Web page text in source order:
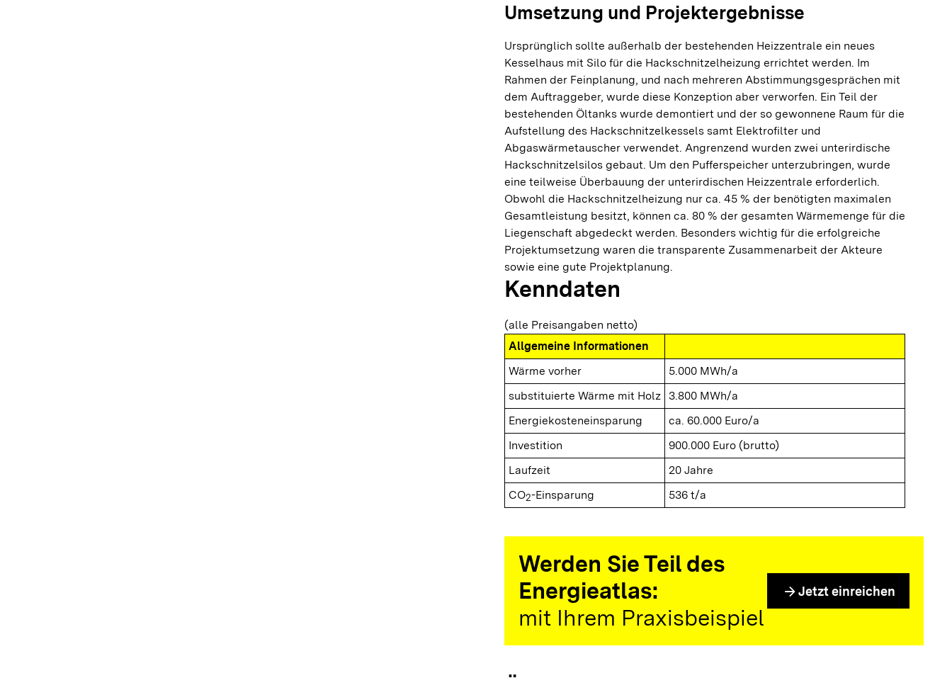
Umsetzung und Projektergebnisse
Ursprünglich sollte außerhalb der bestehenden Heizzentrale ein neues
Kesselhaus mit Silo für die Hackschnitzelheizung errichtet werden. Im
Rahmen der Feinplanung, und nach mehreren Abstimmungsgesprächen mit
dem Auftraggeber, wurde diese Konzeption aber verworfen. Ein Teil der
bestehenden Öltanks wurde demontiert und der so gewonnene Raum für die
Aufstellung des Hackschnitzelkessels samt Elektrofilter und
Abgaswärmetauscher verwendet. Angrenzend wurden zwei unterirdische
Hackschnitzelsilos gebaut. Um den Pufferspeicher unterzubringen, wurde
eine teilweise Überbauung der unterirdischen Heizzentrale erforderlich.
Obwohl die Hackschnitzelheizung nur ca. 45 % der benötigten maximalen
Gesamtleistung besitzt, können ca. 80 % der gesamten Wärmemenge für die
Liegenschaft abgedeckt werden. Besonders wichtig für die erfolgreiche
Projektumsetzung waren die transparente Zusammenarbeit der Akteure
sowie eine gute Projektplanung.
Kenndaten
(alle Preisangaben netto)
Allgemeine Informationen
Wärme vorher
5.000 MWh/a
substituierte Wärme mit Holz
3.800 MWh/a
Energiekosteneinsparung
ca. 60.000 Euro/a
Investition
900.000 Euro (brutto)
Laufzeit
20 Jahre
CO2-Einsparung 536 t/a
Werden Sie Teil des
Energieatlas:
mit Ihrem Praxisbeispiel
arrow_forward Jetzt einreichen